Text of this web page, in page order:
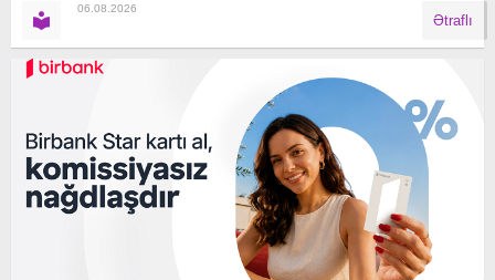
06.08.2026
Ətraflı